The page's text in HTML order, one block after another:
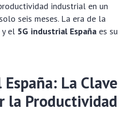
industrial en un
seis meses. La era de la
y el 5G industrial España es su
La Clave
la Productividad